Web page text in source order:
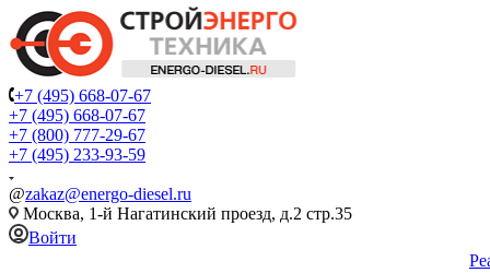
+7 (495) 668-07-67
+7 (495) 668-07-67
+7 (800) 777-29-67
+7 (495) 233-93-59
@zakaz@energo-diesel.ru
Москва, 1-й Нагатинский проезд, д.2 стр.35
Войти